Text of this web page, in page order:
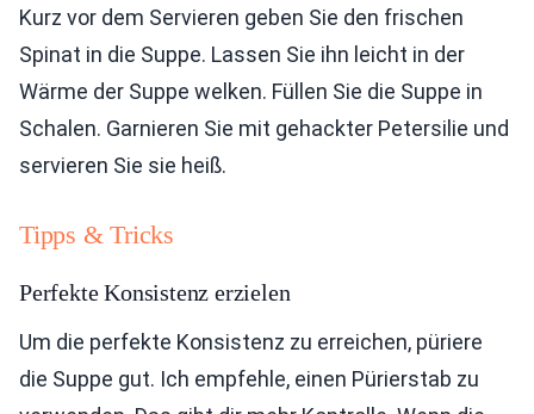
Kurz vor dem Servieren geben Sie den frischen
Spinat in die Suppe. Lassen Sie ihn leicht in der
Wärme der Suppe welken. Füllen Sie die Suppe in
Schalen. Garnieren Sie mit gehackter Petersilie und
servieren Sie sie heiß.
Tipps & Tricks
Perfekte Konsistenz erzielen
Um die perfekte Konsistenz zu erreichen, püriere
die Suppe gut. Ich empfehle, einen Pürierstab zu